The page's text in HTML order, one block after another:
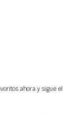
ahora y sigue el